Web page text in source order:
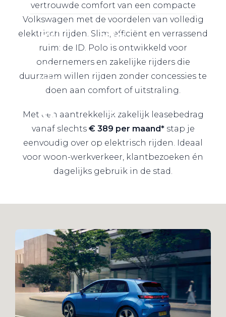
vertrouwde comfort van een compacte
Volkswagen met de voordelen van volledig
elektrisch rijden. Slim, efficiënt en verrassend
ruim: de ID. Polo is ontwikkeld voor
ondernemers en zakelijke rijders die
duurzaam willen rijden zonder concessies te
doen aan comfort of uitstraling.
Met een aantrekkelijk zakelijk leasebedrag
vanaf slechts € 389 per maand*stap je
eenvoudig over op elektrisch rijden. Ideaal
voor woon-werkverkeer, klantbezoeken én
dagelijks gebruik in de stad.